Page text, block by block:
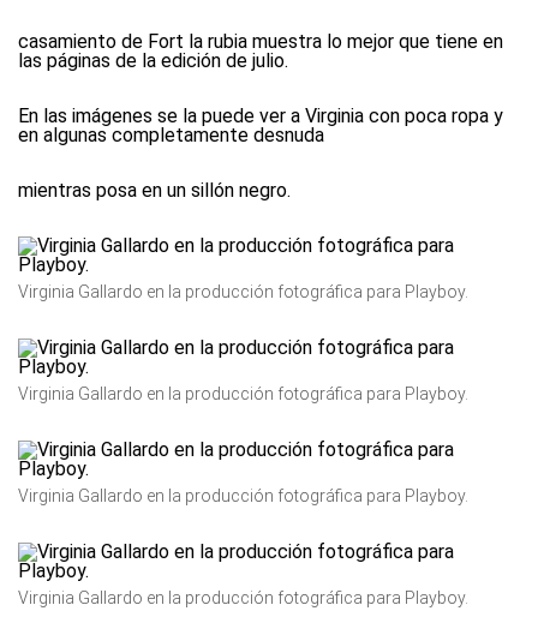
casamiento de Fort la rubia muestra lo mejor que tiene en
las páginas de la edición de julio.
En las imágenes se la puede ver a Virginia con poca ropa y
en algunas completamente desnuda
mientras posa en un sillón negro.
Virginia Gallardo en la producción fotográfica para Playboy.
Virginia Gallardo en la producción fotográfica para Playboy.
Virginia Gallardo en la producción fotográfica para Playboy.
Virginia Gallardo en la producción fotográfica para Playboy.